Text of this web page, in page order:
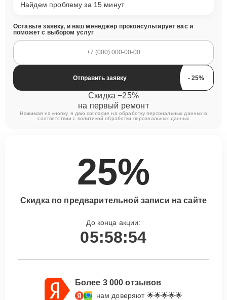
Найдем проблему за 15 минут
Оставьте заявку, и наш менеджер проконсультирует вас и
поможет с выбором услуг
Отправить заявку
Скидка −25%
на первый ремонт
Нажимая на кнопку, я даю согласие на обработку персональных данных в
соответствии с политикой обработки персональных данных
25%
Скидка по предварительной записи на сайте
До конца акции:
05:58:53
Более 3 000 отзывов
нам доверяют 🌟🌟🌟🌟🌟